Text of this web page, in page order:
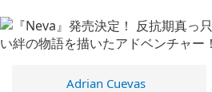
Adrian Cuevas